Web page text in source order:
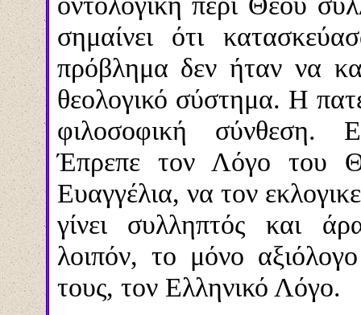
σημαίνει ότι
πρόβλημα δεν ήταν να
θεολογικό σύστημα. Η
φιλοσοφική σύνθεση.
Έπρεπε τον Λόγο του
Ευαγγέλια, να τον
γίνει συλληπτός και
λοιπόν, το μόνο
τους, τον Ελληνικό Λόγο.